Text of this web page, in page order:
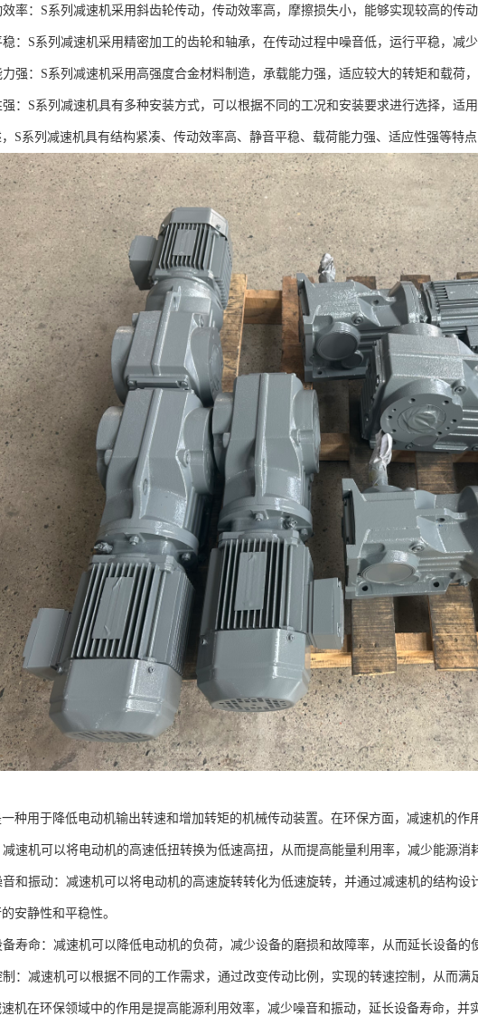
率：S系列减速机采用斜齿轮传动，传动效率高，摩擦损失小，能够实现较高的传动
：S系列减速机采用精密加工的齿轮和轴承，在传动过程中噪音低，运行平稳，减
强：S系列减速机采用高强度合金材料制造，承载能力强，适应较大的转矩和载荷
：S系列减速机具有多种安装方式，可以根据不同的工况和安装要求进行选择，适
S系列减速机具有结构紧凑、传动效率高、静音平稳、载荷能力强、适应性强等特
种用于降低电动机输出转速和增加转矩的机械传动装置。在环保方面，减速机的作
减速机可以将电动机的高速低扭转换为低速高扭，从而提高能量利用率，减少能源消
音和振动：减速机可以将电动机的高速旋转转化为低速旋转，并通过减速机的结构设
安静性和平稳性。
寿命：减速机可以降低电动机的负荷，减少设备的磨损和故障率，从而延长设备的
：减速机可以根据不同的工作需求，通过改变传动比例，实现的转速控制，从而满
机在环保领域中的作用是提高能源利用效率，减少噪音和振动，延长设备寿命，并